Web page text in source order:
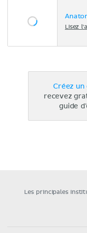
Lisez
Créez
recevez
guide
Les principales